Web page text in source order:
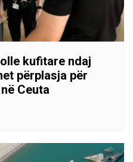
kufitare ndaj
përplasja për
Ceuta